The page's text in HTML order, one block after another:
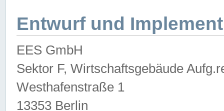
Entwurf und
EES GmbH
Sektor F, Wirtschaftsgebäude
Westhafenstraße 1
13353 Berlin